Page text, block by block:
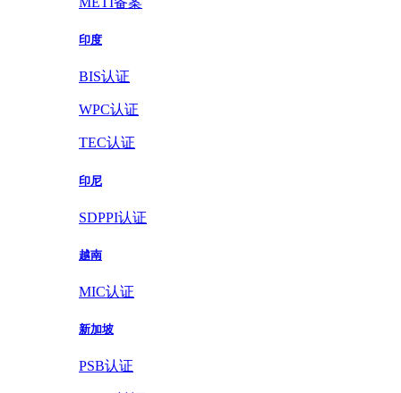
印度
BIS认证
WPC认证
TEC认证
印尼
SDPPI认证
越南
MIC认证
新加坡
PSB认证